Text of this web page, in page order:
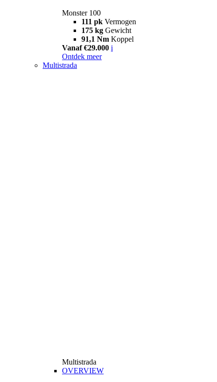
Monster 100
111 pk Vermogen
175 kg Gewicht
91,1 Nm Koppel
Vanaf €29.000 i
Ontdek meer
Multistrada
Multistrada
OVERVIEW